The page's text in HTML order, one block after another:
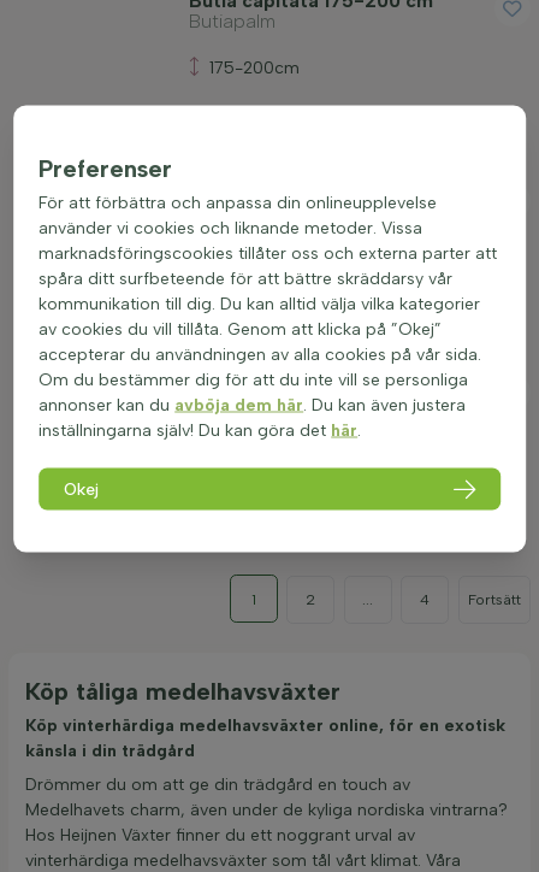
Butiapalm
175-200cm
404600
Butia capitata 60-80 cm
Butiapalm
60-80cm
101150
Butia capitata 80-100 cm
Butiapalm
1372 Tillfälligt slut
1 2 4 Fortsätt
Köp tåliga medelhavsväxter
Köp vinterhärdiga medelhavsväxter online, för en exotisk
känsla i din trädgård
Drömmer du om att ge din trädgård en touch av
Medelhavets charm, även under de kyliga nordiska vintrarna?
Hos Heijnen Växter finner du ett noggrant urval av
vinterhärdiga medelhavsväxter som tål vårt klimat. Våra
Preferenser
För att förbättra och anpassa din onlineupplevelse
använder vi cookies och liknande metoder. Vissa
marknadsföringscookies tillåter oss och externa parter att
spåra ditt surfbeteende för att bättre skräddarsy vår
kommunikation till dig. Du kan alltid välja vilka kategorier
av cookies du vill tillåta. Genom att klicka på ”Okej”
accepterar du användningen av alla cookies på vår sida.
Om du bestämmer dig för att du inte vill se personliga
annonser kan du avböja dem här . Du kan även justera
inställningarna själv! Du kan göra det här
Okej